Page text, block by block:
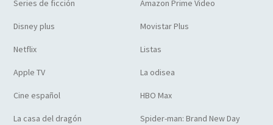
Series de ficción Amazon Prime Video
Disney plus Movistar Plus
Netflix Listas
Apple TV La odisea
Cine español HBO Max
La casa del dragón Spider-man: Brand New Day